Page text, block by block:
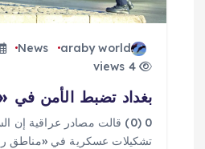
araby world
News
4 views
بغداد تضبط الأمن في
0 (0) قالت مصادر عراقية
تشكيلات عسكرية في «مناطق